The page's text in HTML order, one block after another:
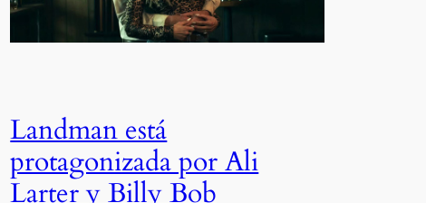
Landman está
protagonizada por Ali
Larter y Billy Bob